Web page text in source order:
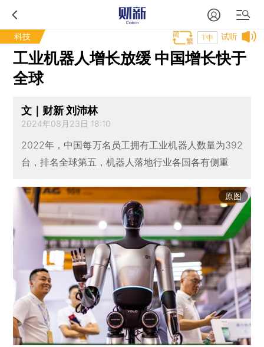
科技 试听
T中
工业机器人增长放缓 中国增长快于
全球
文｜财新 刘沛林
2024年08月23日 18:10
2022年，中国每万名员工拥有工业机器人数量为392
台，排名全球第五，机器人落地行业各国各有侧重
原图